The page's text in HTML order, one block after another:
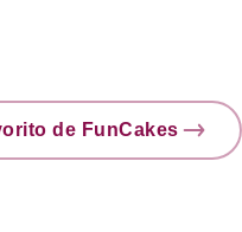
de FunCakes